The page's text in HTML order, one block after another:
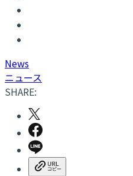
News
ニュース
SHARE: